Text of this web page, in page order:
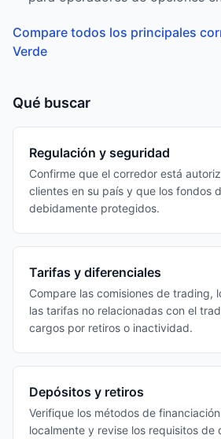
Compare todos los principales
Verde
Qué buscar
Regulación y seguridad
Confirme que el corredor está
clientes en su país y que los fondos
debidamente protegidos.
Tarifas y diferenciales
Compare las comisiones de trading,
las tarifas no relacionadas con el
cargos por retiros o inactividad.
Depósitos y retiros
Verifique los métodos de
localmente y revise los requisitos de